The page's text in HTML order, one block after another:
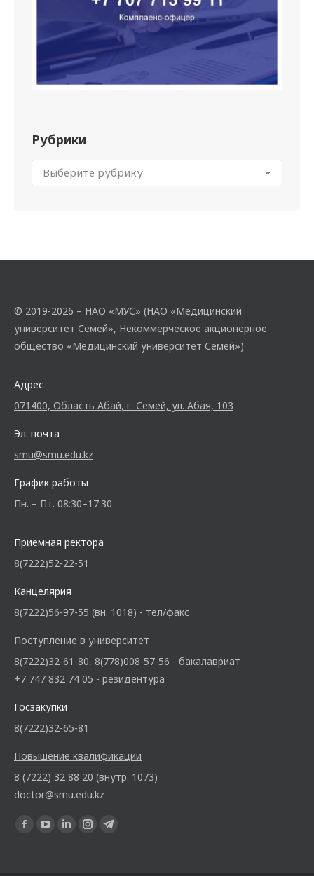
Рубрики
© 2019-2026 – НАО «МУС» (НАО «Медицинский
университет Семей», Некоммерческое акционерное
общество «Медицинский университет Семей»)
Адрес
071400, Область Абай, г. Семей, ул. Абая, 103
Эл. почта
smu@smu.edu.kz
График работы
Пн. – Пт. 08:30–17:30
Приемная ректора
8(7222)52-22-51
Канцелярия
8(7222)56-97-55 (вн. 1018) - тел/факс
Поступление в университет
8(7222)32-61-80, 8(778)008-57-56 - бакалавриат
+7 747 832 74 05 - резидентура
Госзакупки
8(7222)32-65-81
Повышение квалификации
8 (7222) 32 88 20 (внутр. 1073)
doctor@smu.edu.kz
Ищите нас: